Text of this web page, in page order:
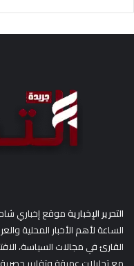
التحرير الإخباريةموقع إخباري
الساعة لأهم الأخبار المحلية
القارئ في مجالات السياسة،